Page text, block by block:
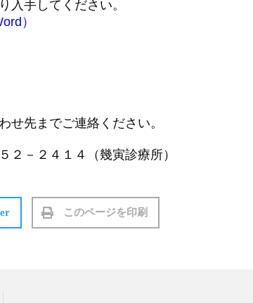
手してください。
）
先までご連絡ください。
２４１４（幾寅診療所）
このページを印刷